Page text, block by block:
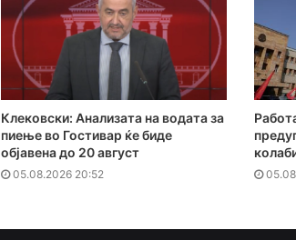
Клековски: Анализата на водата за
пиење во Гостивар ќе биде
објавена до 20 август
05.08.2026 20:52